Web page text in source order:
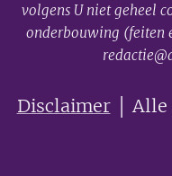
volgens U niet geheel
onderbouwing (feiten
Disclaimer│ Alle